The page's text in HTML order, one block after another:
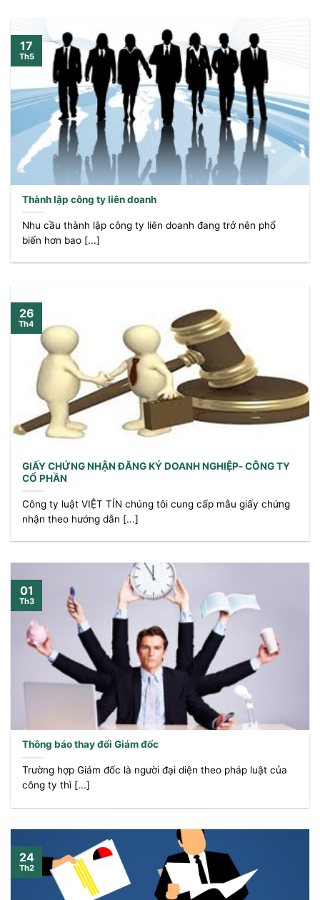
Thành lập công ty liên doanh
Nhu cầu thành lập công ty liên doanh đang trở nên phổ
biến hơn bao [...]
17
Th5
GIẤY CHỨNG NHẬN ĐĂNG KÝ DOANH NGHIỆP- CÔNG TY
CỔ PHẦN
Công ty luật VIỆT TÍN chúng tôi cung cấp mẫu giấy chứng
nhận theo hướng dẫn [...]
26
Th4
Thông báo thay đổi Giám đốc
Trường hợp Giám đốc là người đại diện theo pháp luật của
công ty thì [...]
01
Th3
24
Th2